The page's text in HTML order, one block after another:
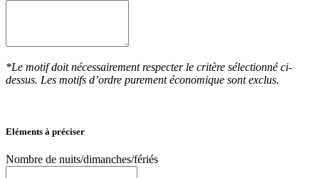
*Le motif doit nécessairement respecter le critère sélectionné ci-
dessus. Les motifs d’ordre purement économique sont exclus.
Eléments à préciser
Nombre de nuits/dimanches/fériés